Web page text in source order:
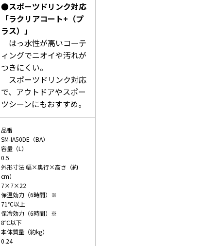
●スポーツドリンク対応
「ラクリアコート+（プ
ラス）」
はっ水性が高いコーテ
ィングでニオイや汚れが
つきにくい。
スポーツドリンク対応
で、アウトドアやスポー
ツシーンにもおすすめ。
品番
SM-IA50DE（BA）
容量（L）
0.5
外形寸法 幅×奥行×高さ（約
cm）
7×7×22
保温効力（6時間）※
71℃以上
保冷効力（6時間）※
8℃以下
本体質量（約kg）
0.24